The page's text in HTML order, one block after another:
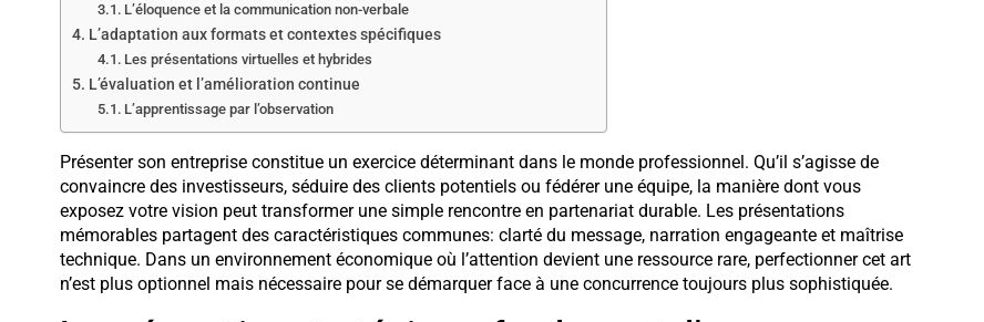
L’éloquence et la communication non-verbale
L’adaptation aux formats et contextes spécifiques
Les présentations virtuelles et hybrides
L’évaluation et l’amélioration continue
L’apprentissage par l’observation
Présenter son entreprise constitue un exercice déterminant dans le monde professionnel. Qu’il s’agisse de
convaincre des investisseurs, séduire des clients potentiels ou fédérer une équipe, la manière dont vous
exposez votre vision peut transformer une simple rencontre en partenariat durable. Les présentations
mémorables partagent des caractéristiques communes: clarté du message, narration engageante et maîtrise
technique. Dans un environnement économique où l’attention devient une ressource rare, perfectionner cet art
n’est plus optionnel mais nécessaire pour se démarquer face à une concurrence toujours plus sophistiquée.